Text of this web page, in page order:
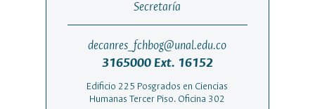
Secretaría
decanres_fchbog@unal.edu.co
3165000 Ext. 16152
Edificio 225 Posgrados en Ciencias
Humanas Tercer Piso. Oficina 302